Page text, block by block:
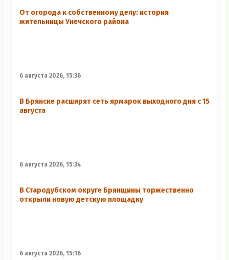
От огорода к собственному делу: история
жительницы Унечского района
6 августа 2026, 15:36
В Брянске расширят сеть ярмарок выходного дня с 15
августа
6 августа 2026, 15:34
В Стародубском округе Брянщины торжественно
открыли новую детскую площадку
6 августа 2026, 15:16